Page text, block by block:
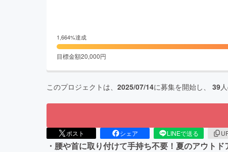
1,664%達成
目標金額20,000円
このプロジェクトは、 2025/07/14に募集を開始し、 39
ポスト シェア LINEで送る
・腰や首に取り付けて手持ち不要！夏のアウト